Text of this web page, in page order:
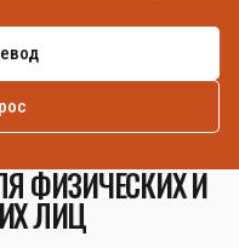
ФИЗИЧЕСКИХ И
ЛИЦ